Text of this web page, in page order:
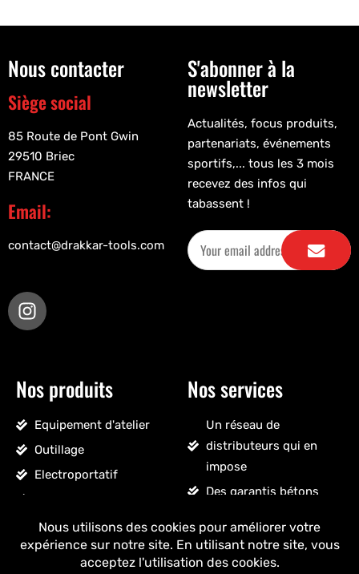
Nous contacter
Siège social
85 Route de Pont Gwin
29510 Briec
FRANCE
Email:
contact@drakkar-tools.com
S'abonner à la
newsletter
Actualités, focus produits,
partenariats, événements
sportifs,... tous les 3 mois
recevez des infos qui
tabassent !
Nos produits
Equipement d'atelier
Outillage
Electroportatif
Accessoires véhicules
Nettoyage, droguerie
Nos services
Un réseau de
distributeurs qui en
impose
Des garantis bétons
Un stock massif
Un ancrage français